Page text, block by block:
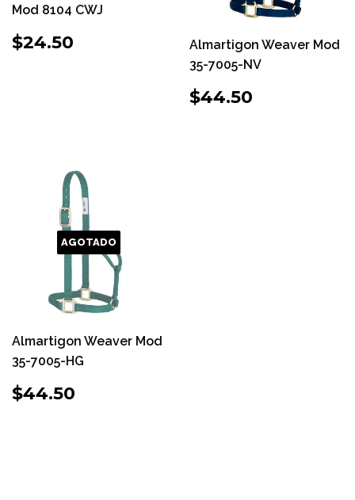
Mod 8104 CWJ
PRECIO
HABITUAL
$24.50
Almartigon Weaver Mod
35-7005-NV
PRECIO
HABITUAL
$44.50
AGOTADO
Almartigon Weaver Mod
35-7005-HG
PRECIO
HABITUAL
$44.50